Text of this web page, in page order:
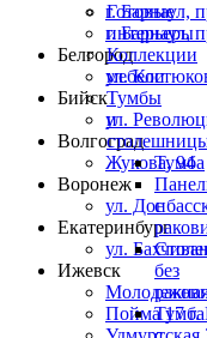
Готовые
интерьеры
Коллекции
мебели
Тумбы
и
Тумба
с
без
Тумба
г. Барнаул,
г. Барнаул,
Белгород
ул.
Бийск
ул.
Волгоград
Жукова, 94
Воронеж
ул.
Екатеринбург
ул.
Ижевск
Пойма 17 г.